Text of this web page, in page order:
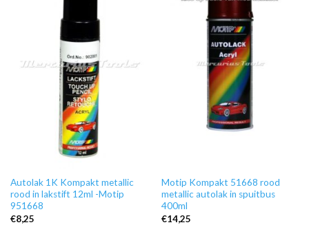
Autolak 1K Kompakt metallic
rood in lakstift 12ml -Motip
951668
€8,25
Motip Kompakt 51668 rood
metallic autolak in spuitbus
400ml
€14,25